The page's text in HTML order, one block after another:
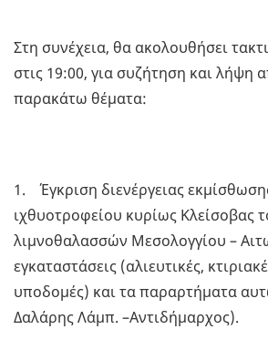
Στη συνέχεια, θα ακολουθήσει
στις 19:00, για συζήτηση και λήψη
παρακάτω θέματα:
1. Έγκριση διενέργειας
ιχθυοτροφείου κυρίως Κλείσοβας
λιμνοθαλασσών Μεσολογγίου –
εγκαταστάσεις (αλιευτικές,
υποδομές) και τα παραρτήματα
Δαλάρης Λάμπ. –Αντιδήμαρχος).